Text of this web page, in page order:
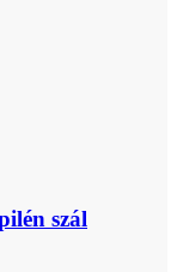
szál